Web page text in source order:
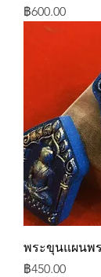
ราคา
฿600.00
พระขุนแผนพ
ราคา
฿450.00